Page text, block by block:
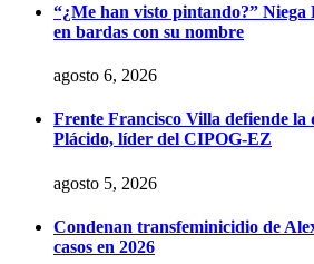
“¿Me han visto pintando?”
en bardas con su nombre
agosto 6, 2026
Frente Francisco Villa defiende la
Plácido, líder del CIPOG-EZ
agosto 5, 2026
Condenan transfeminicidio de
casos en 2026